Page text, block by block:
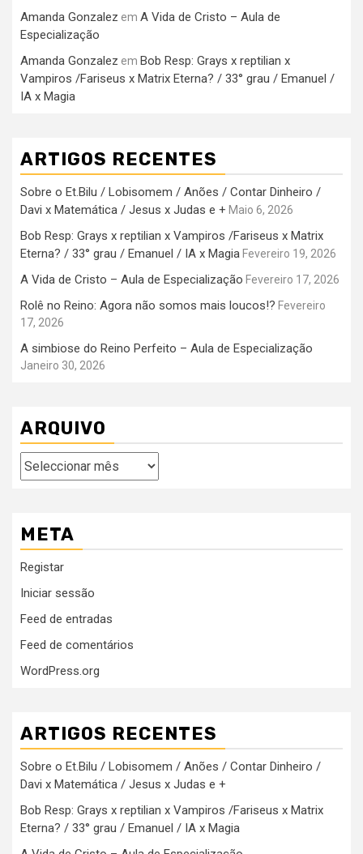
Amanda Gonzalez em A Vida de Cristo – Aula de
Especialização
Amanda Gonzalez em Bob Resp: Grays x reptilian x
Vampiros /Fariseus x Matrix Eterna? / 33° grau / Emanuel /
IA x Magia
ARTIGOS RECENTES
Sobre o Et.Bilu / Lobisomem / Anões / Contar Dinheiro /
Davi x Matemática / Jesus x Judas e + Maio 6, 2026
Bob Resp: Grays x reptilian x Vampiros /Fariseus x Matrix
Eterna? / 33° grau / Emanuel / IA x Magia Fevereiro 19, 2026
A Vida de Cristo – Aula de Especialização Fevereiro 17, 2026
Rolê no Reino: Agora não somos mais loucos!? Fevereiro
17, 2026
A simbiose do Reino Perfeito – Aula de Especialização
Janeiro 30, 2026
ARQUIVO
Arquivo
META
Registar
Iniciar sessão
Feed de entradas
Feed de comentários
WordPress.org
ARTIGOS RECENTES
Sobre o Et.Bilu / Lobisomem / Anões / Contar Dinheiro /
Davi x Matemática / Jesus x Judas e +
Bob Resp: Grays x reptilian x Vampiros /Fariseus x Matrix
Eterna? / 33° grau / Emanuel / IA x Magia